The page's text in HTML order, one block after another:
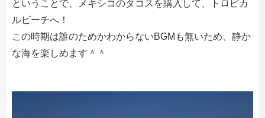
ということで、メキシコのタコスを購入して、トロピカ
ルビーチへ！
この時期は誰のためかわからないBGMも無いため、静か
な海を楽しめます＾＾